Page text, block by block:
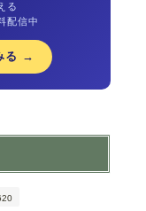
る
配信中
る →